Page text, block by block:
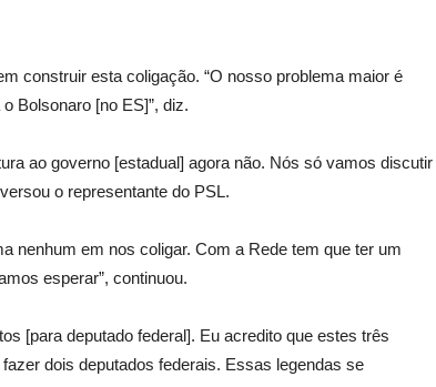
construir esta coligação. “O nosso problema maior é
Bolsonaro [no ES]”, diz.
ao governo [estadual] agora não. Nós só vamos discutir
o representante do PSL.
nenhum em nos coligar. Com a Rede tem que ter um
esperar”, continuou.
[para deputado federal]. Eu acredito que estes três
dois deputados federais. Essas legendas se